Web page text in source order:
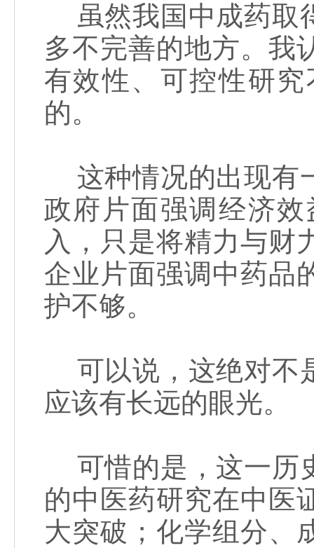
虽然我国中成药取
多不完善的地方。我
有效性、可控性研
的。
这种情况的出现有
政府片面强调经济
入，只是将精力与财
企业片面强调中药品
护不够。
可以说，这绝对不
应该有长远的眼光。
可惜的是，这一历
的中医药研究在中医
大突破；化学组分、